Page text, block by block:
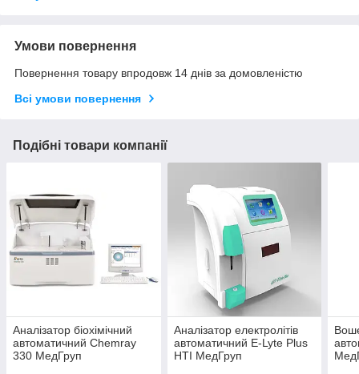
Умови повернення
Повернення товару впродовж 14 днів за домовленістю
Всі умови повернення
Подібні товари компанії
Аналізатор біохімічний
автоматичний Chemray
330 МедГруп
Аналізатор електролітів
автоматичний E-Lyte Plus
HTI МедГруп